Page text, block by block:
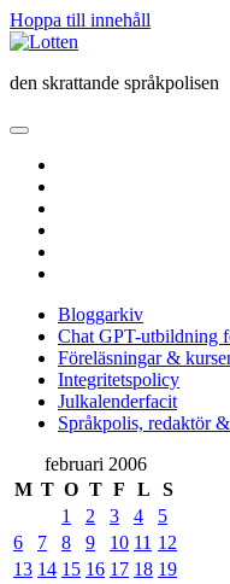
Hoppa till innehåll
Lotten
den skrattande språkpolisen
öppna
meny
Bloggarkiv
Chat GPT-utbildning
Föreläsningar &
Integritetspolicy
Julkalenderfacit
Språkpolis, redaktör
Sidopanel
februari 2006
M T O T F L
S
1
2 3 4
5
6
7 8 9 10 11 12
13 14 15 16 17 18 19